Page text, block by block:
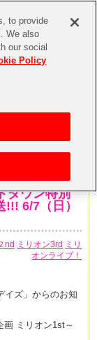
ダウン特別
6/7（日）
nd ミリオン3rd ミリ
オンライブ！
イズ」からのお知
画 ミリオン1st～
to provide
We also
our social
Policy